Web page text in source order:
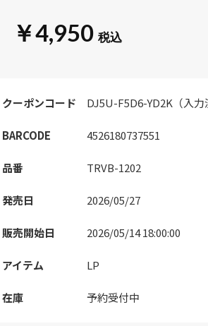
￥4,950
クーポンコード DJ5U-F5D6-YD2K（入力
BARCODE 4526180737551
品番 TRVB-1202
発売日 2026/05/27
販売開始日 2026/05/14 18:00:00
アイテム LP
在庫 予約受付中